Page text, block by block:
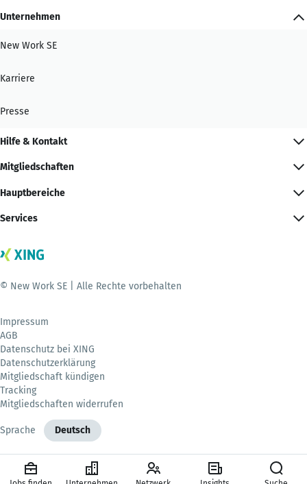
Unternehmen
New Work SE
Karriere
Presse
Hilfe & Kontakt
Mitgliedschaften
Hauptbereiche
Services
© New Work SE | Alle Rechte vorbehalten
Impressum
AGB
Datenschutz bei XING
Datenschutzerklärung
Mitgliedschaft kündigen
Tracking
Mitgliedschaften widerrufen
Sprache Deutsch